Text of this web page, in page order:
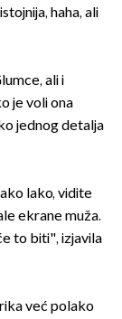
haha, ali
ali i
je voli ona
jednog detalja
lako, vidite
ekrane muža.
to biti", izjavila
već polako